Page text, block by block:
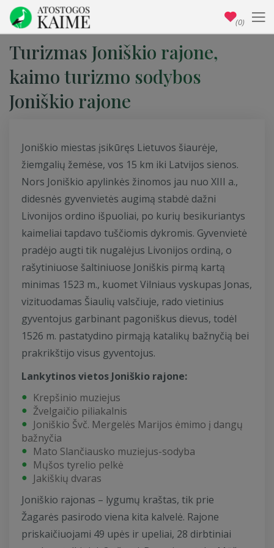
Turizmas Joniškio rajone,
kaimo turizmo sodybos
Joniškio rajone
Joniškio miestas įsikūręs Lietuvos šiaurėje,
žiemgalių žemėse, vos 15 km iki Latvijos sienos.
Nors Joniškio apylinkės žinomos jau nuo XIII a.,
didesnės gyvenvietės augimą stabdė dažni
Livonijos ordino išpuoliai, po kurių besikuriantys
kaimeliai tapdavo tuščiomis dykromis. Gyvenvietė
pradėjo augti tik nugalėjus Livonijos ordiną, o
rašytiniuose šaltiniuose Joniškis pirmą kartą
minimas 1523 m., kuomet Vilniaus vyskupas Jonas,
vizituodamas Šiaulių valsčiuje, rado vietinius
gyventojus garbinant pagoniškus dievus, todėl
1526 m. pastatydino pirmąją katalikų bažnyčią bei
prakrikštijo visus gyventojus.
Lankytinos vietos Joniškio rajone:
Krepšinio muziejus
Žvelgaičio piliakalnis
Joniškio Švč. Mergelės Marijos ėmimo į dangų
bažnyčia
Mato Slančiausko muziejus-sodyba
Mųšos tyrelio pelkė
Jakiškių dvaras
Joniškio rajonas – lygumų kraštas, tik prie
Žagarės pasirodo viena kita kalvelė. Rajone
priskaičiuojami 49 upės ir upeliai, 28 dirbtiniai
(0)